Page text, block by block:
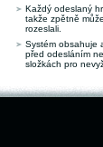
Každý odeslaný
takže zpětně
rozeslali.
Systém obsahuje
před odesláním
složkách pro